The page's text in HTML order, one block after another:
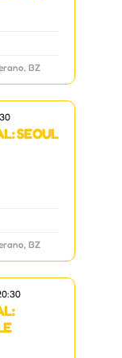
BZ
SEOUL
BZ